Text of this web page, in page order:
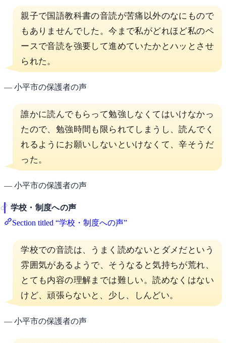
親子で国語教科書の音読が苦痛以外のなにもので
もありませんでした。今まで私がどれほど私のペ
ースで音読を強要して進めていたかとハッとさせ
られた。
— 小平市の保護者の声
誰かに読んでもらって勉強しなくてはいけなかっ
たので、勉強時間も限られてしまうし、読んでく
れるようにお願いしないといけなくて、辛そうだ
った。
— 小平市の保護者の声
学校・制度への声
Section titled “学校・制度への声”
学校での音読は、うまく読めないとダメだという
雰囲気があるようで、そうなると気持ちが荒れ、
とても内容の理解までは難しい。読めなくはない
けど、頑張らないと、少し、しんどい。
— 小平市の保護者の声